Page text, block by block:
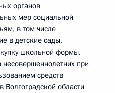
органов
мер социальной
в том числе
в детские сады,
школьной формы.
при
средств
Волгоградской области